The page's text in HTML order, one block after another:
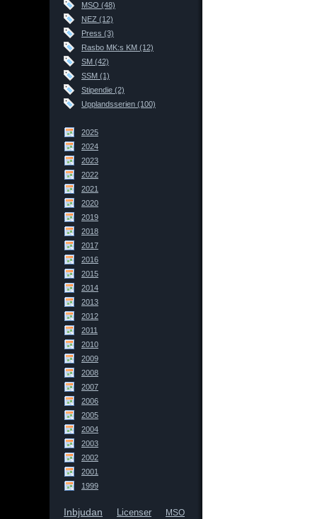
MSO (48)
NEZ (12)
Press (3)
Rasbo MK:s KM (12)
SM (42)
SSM (1)
Stipendie (2)
Upplandsserien (100)
2025
2024
2023
2022
2021
2020
2019
2018
2017
2016
2015
2014
2013
2012
2011
2010
2009
2008
2007
2006
2005
2004
2003
2002
2001
1999
Inbjudan Licenser MSO